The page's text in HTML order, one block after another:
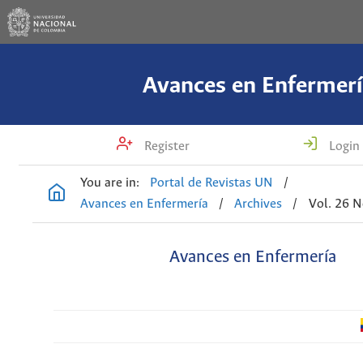
Avances en
Register Login
You are in: Portal de Revistas UN
/
Avances en Enfermería
/ Archives / Vol. 26
Avances en Enfermería